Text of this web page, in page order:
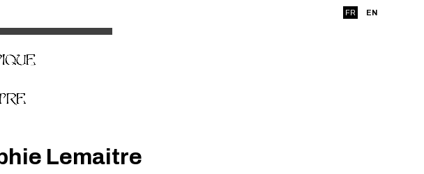
FR EN
Lemaitre